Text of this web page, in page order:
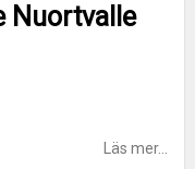
Nuortvalle
Läs mer...